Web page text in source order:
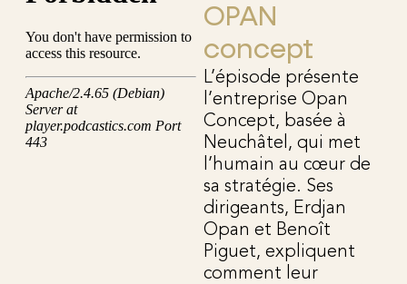
OPAN
concept
L’épisode présente
l’entreprise Opan
Concept, basée à
Neuchâtel, qui met
l’humain au cœur de
sa stratégie. Ses
dirigeants, Erdjan
Opan et Benoît
Piguet, expliquent
comment leur